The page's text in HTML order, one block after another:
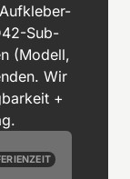
Sub-
(Modell,
Wir
+